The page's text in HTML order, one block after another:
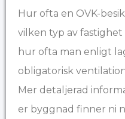
Hur ofta en OVK-
vilken typ av
hur ofta man enligt
obligatorisk
Mer detaljerad
er byggnad finner ni